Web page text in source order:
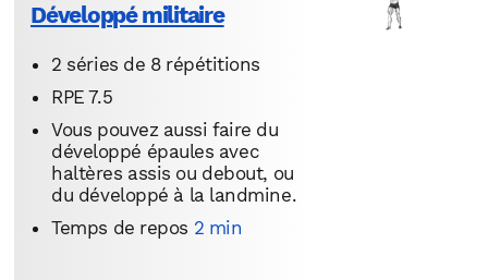
Développé militaire
2 séries de 8 répétitions
RPE 7.5
Vous pouvez aussi faire du
développé épaules avec
haltères assis ou debout, ou
du développé à la landmine.
Temps de repos 2 min